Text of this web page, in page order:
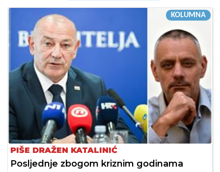
KOLUMNA
PIŠE DRAŽEN KATALINIĆ
Posljednje zbogom kriznim godinama